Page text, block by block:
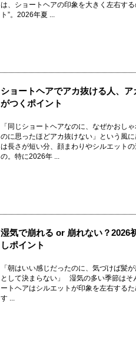
は、ショートヘアの印象を大きく左右す
ト”。2026年夏 ...
ショートヘアでアカ抜ける人、
がつくポイント
「同じショートヘアなのに、なぜかおし
のに思ったほどアカ抜けない」という風
は長さが短い分、顔まわりやシルエット
の。特に2026年 ...
湿気で崩れる or 崩れない？2026
しポイント
「朝はいい感じだったのに、気づけば髪
として決まらない」 湿気の多い季節はそ
ートヘアはシルエットが印象を左右する
す ...